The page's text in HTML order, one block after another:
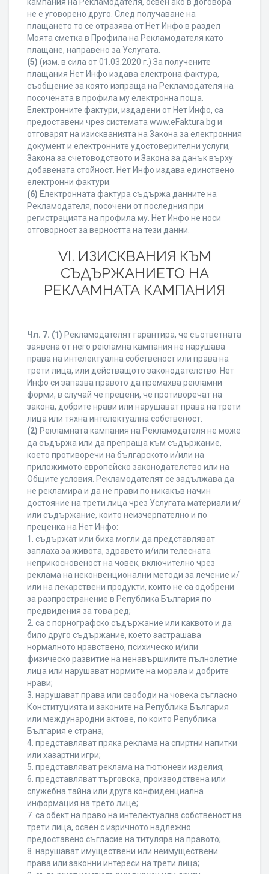
не е уговорено друго. След получаване на
плащането то се отразява от Нет Инфо в раздел
Моята сметка в Профила на Рекламодателя като
плащане, направено за Услугата.
(5) (изм. в сила от 01.03.2020 г.) За получените
плащания Нет Инфо издава електрона фактура,
съобщение за която изпраща на Рекламодателя на
посочената в профила му електронна поща.
Електронните фактури, издадени от Нет Инфо, са
предоставени чрез системата www.eFaktura.bg и
отговарят на изискванията на Закона за електронния
документ и електронните удостоверителни услуги,
Закона за счетоводството и Закона за данък върху
добавената стойност. Нет Инфо издава единствено
електронни фактури.
(6) Електронната фактура съдържа данните на
Рекламодателя, посочени от последния при
регистрацията на профила му. Нет Инфо не носи
отговорност за верността на тези данни.
VI. ИЗИСКВАНИЯ КЪМ
СЪДЪРЖАНИЕТО НА
РЕКЛАМНАТА КАМПАНИЯ
Чл. 7. (1) Рекламодателят гарантира, че съответната
заявена от него рекламна кампания не нарушава
права на интелектуална собственост или права на
трети лица, или действащото законодателство. Нет
Инфо си запазва правото да премахва рекламни
форми, в случай че прецени, че противоречат на
закона, добрите нрави или нарушават права на трети
лица или тяхна интелектуална собственост.
(2) Рекламната кампания на Рекламодателя не може
да съдържа или да препраща към съдържание,
което противоречи на българското и/или на
приложимото европейско законодателство или на
Общите условия. Рекламодателят се задължава да
не рекламира и да не прави по никакъв начин
достояние на трети лица чрез Услугата материали и/
или съдържание, които неизчерпателно и по
преценка на Нет Инфо:
1. съдържат или биха могли да представляват
заплаха за живота, здравето и/или телесната
неприкосновеност на човек, включително чрез
реклама на неконвенционални методи за лечение и/
или на лекарствени продукти, които не са одобрени
за разпространение в Република България по
предвидения за това ред;
2. са с порнографско съдържание или каквото и да
било друго съдържание, което застрашава
нормалното нравствено, психическо и/или
физическо развитие на ненавършилите пълнолетие
лица или нарушават нормите на морала и добрите
нрави;
3. нарушават права или свободи на човека съгласно
Конституцията и законите на Република България
или международни актове, по които Република
България е страна;
4. представляват пряка реклама на спиртни напитки
или хазартни игри;
5. представляват реклама на тютюневи изделия;
6. представляват търговска, производствена или
служебна тайна или друга конфиденциална
информация на трето лице;
7. са обект на право на интелектуална собственост на
трети лица, освен с изричното надлежно
предоставено съгласие на титуляра на правото;
8. нарушават имуществени или неимуществени
права или законни интереси на трети лица;